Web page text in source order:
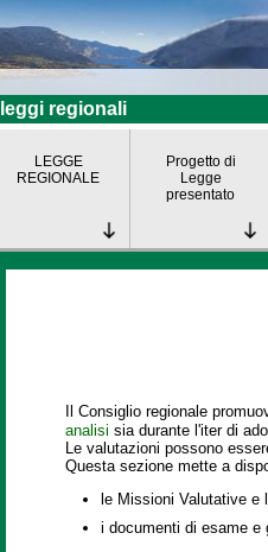
regionali
LEGGE
REGIONALE
Progetto di
Legge
presentato
Il Consiglio regionale
analisi sia durante l'iter di
Le valutazioni possono
Questa sezione mette a
le Missioni Valutative e
i documenti di esame e